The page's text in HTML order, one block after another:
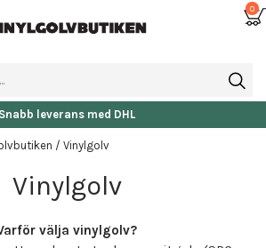
0
beställningen är över 25.000 kr
/ Vinylgolv
Vinylgolv
välja vinylgolv?